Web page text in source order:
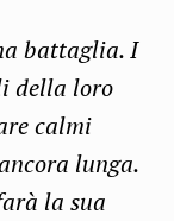
battaglia. I
della loro
calmi
lunga.
la sua